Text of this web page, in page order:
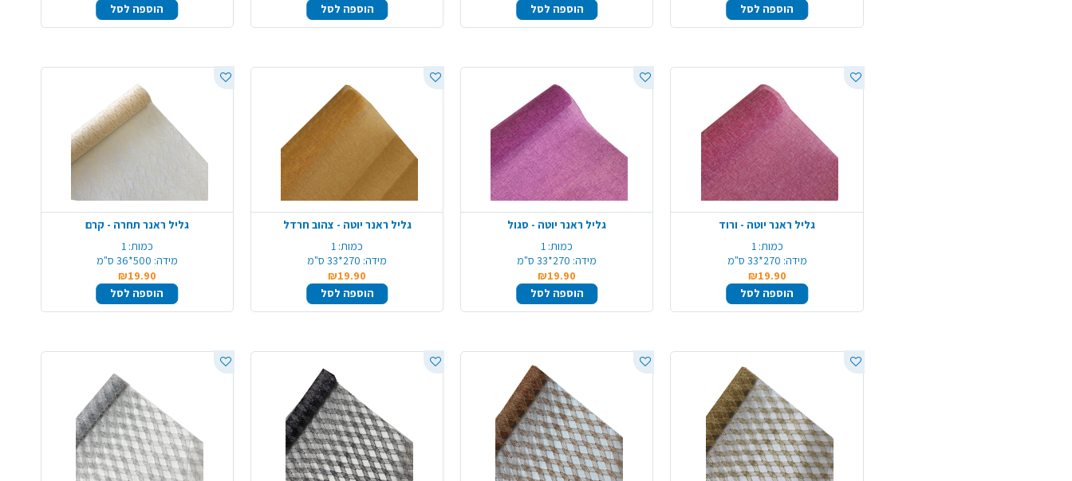
הוספה לסל
הוספה לסל
הוספה לסל
הוספה לסל
גליל ראנר יוטה - ורוד
כמות: 1
מידה: 270*33 ס"מ
₪19.90
הוספה לסל
גליל ראנר יוטה - סגול
כמות: 1
מידה: 270*33 ס"מ
₪19.90
הוספה לסל
גליל ראנר יוטה - צהוב חרדל
כמות: 1
מידה: 270*33 ס"מ
₪19.90
הוספה לסל
גליל ראנר תחרה - קרם
כמות: 1
מידה: 500*36 ס"מ
₪19.90
הוספה לסל